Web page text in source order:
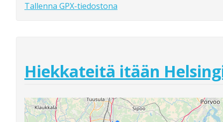
Tallenna GPX-tiedostona
Hiekkateitä itään